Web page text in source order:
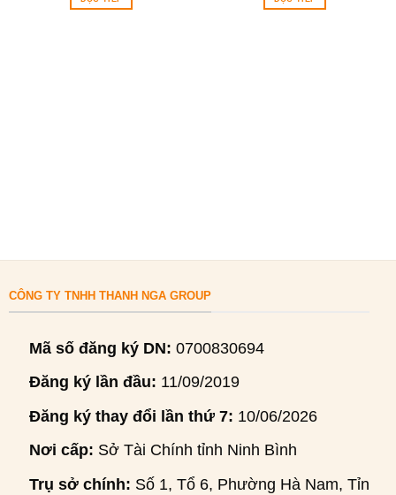
CÔNG TY TNHH THANH NGA GROUP
Mã số đăng ký DN: 0700830694
Đăng ký lần đầu: 11/09/2019
Đăng ký thay đổi lần thứ 7: 10/06/2026
Nơi cấp: Sở Tài Chính tỉnh Ninh Bình
Trụ sở chính: Số 1, Tổ 6, Phường Hà Nam, Tỉnh